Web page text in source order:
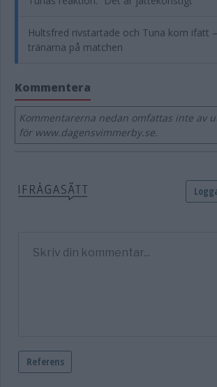
Hultsfred rivstartade och Tuna kom ifatt
tränarna på matchen
Kommentera
Kommentarerna nedan omfattas inte av
för www.dagensvimmerby.se.